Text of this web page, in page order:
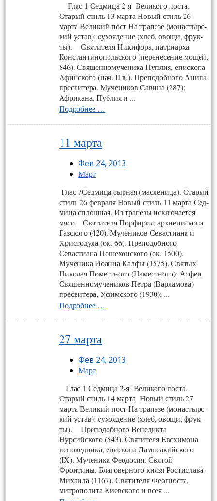
Глас 1 Сед­ми­ца 2-я Ве­ли­ко­го пос­та.
Старый стиль 13 марта Новый стиль 26
марта Ве­ли­кий пост На тра­пе­зе (монас­тырс­
кий ус­тав): cу­хо­яде­ние (хлеб, ово­щи, фрук­
ты). Святителя Никифора, патриарха
Константинопольского (перенесение мощей,
846). Священномученика Пуплия, епископа
Афинского (нач. II в.). Преподобного Анина
пресвитера. Мучеников Савина (287);
Африкана, Публия и ...
Подробнее …
11 марта
Фев 24, 2013
Март
Глас 7Седмица cырная (масленица). Старый
стиль 26 февраля Новый стиль 11 марта Сед­
ми­ца сплош­ная. Из трапезы исключается
мясо. Святителя Порфирия, архиепископа
Газского (420). Мучеников Севастиана и
Христодула (ок. 66). Преподобного
Севастиана Пошехонского (ок. 1500).
Мученика Иоанна Калфы (1575). Святых
Николая Поместного (Наместного); Асфеи.
Священномучеников Петра (Варламова)
пресвитера, Уфимского (1930); ...
Подробнее …
27 марта
Фев 24, 2013
Март
Глас 1 Сед­ми­ца 2-я Ве­ли­ко­го пос­та.
Старый стиль 14 марта Новый стиль 27
марта Ве­ли­кий пост На тра­пе­зе (монас­тырс­
кий ус­тав): cу­хо­яде­ние (хлеб, ово­щи, фрук­
ты). Преподобного Венедикта
Нурсийского (543). Святителя Евсхимона
исповедника, епископа Лампсакийского
(IX). Мученика Феодосия. Святой
Фронтины. Благоверного князя Ростислава-
Михаила (1167). Святителя Феогноста,
митрополита Киевского и всея ...